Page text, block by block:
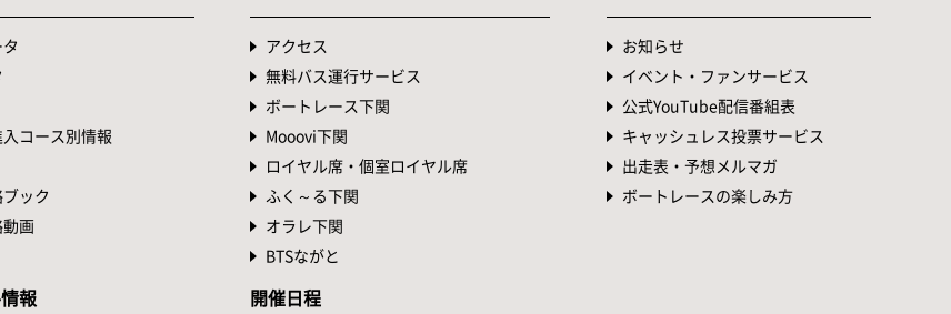
コース別情報
ック
動画
報
アクセス
無料バス運行サービス
ボートレース下関
Mooovi下関
ロイヤル席・個室ロイヤル席
ふく～る下関
オラレ下関
BTSながと
開催日程
お知らせ
イベント・ファンサービス
公式YouTube配信番組表
キャッシュレス投票サービス
出走表・予想メルマガ
ボートレースの楽しみ方